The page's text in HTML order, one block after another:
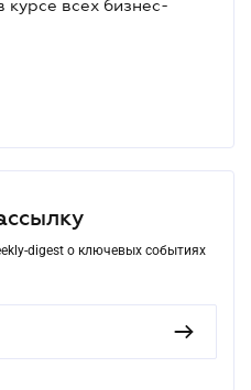
курсе всех бизнес-
digest о ключевых событиях